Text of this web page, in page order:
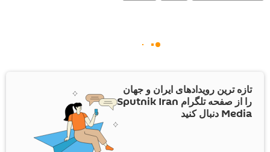
تازه ترین رویدادهای ایران و جهان
را از صفحه تلگرام Sputnik Iran
Media دنبال کنید